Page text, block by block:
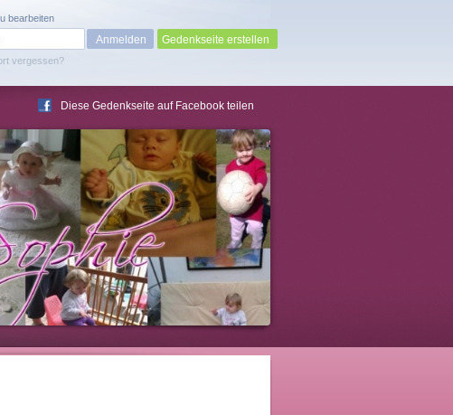
vergessen?
bearbeiten
Gedenkseite erstellen
Diese Gedenkseite auf Facebook teilen